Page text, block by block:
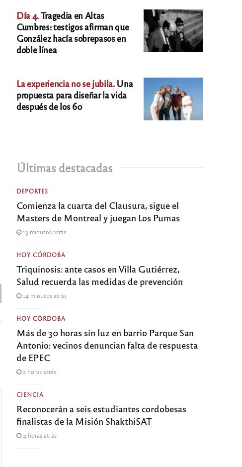
Día 4.Tragedia en Altas
Cumbres: testigos afirman que
González hacía sobrepasos en
doble línea
La experiencia no se jubila.Una
propuesta para diseñar la vida
después de los 60
Últimas destacadas
DEPORTES
Comienza la cuarta del Clausura, sigue el
Masters de Montreal y juegan Los Pumas
13 minutos atrás
HOY CÓRDOBA
Triquinosis: ante casos en Villa Gutiérrez,
Salud recuerda las medidas de prevención
14 minutos atrás
HOY CÓRDOBA
Más de 30 horas sin luz en barrio Parque San
Antonio: vecinos denuncian falta de respuesta
de EPEC
2 horas atrás
CIENCIA
Reconocerán a seis estudiantes cordobesas
finalistas de la Misión ShakthiSAT
4 horas atrás